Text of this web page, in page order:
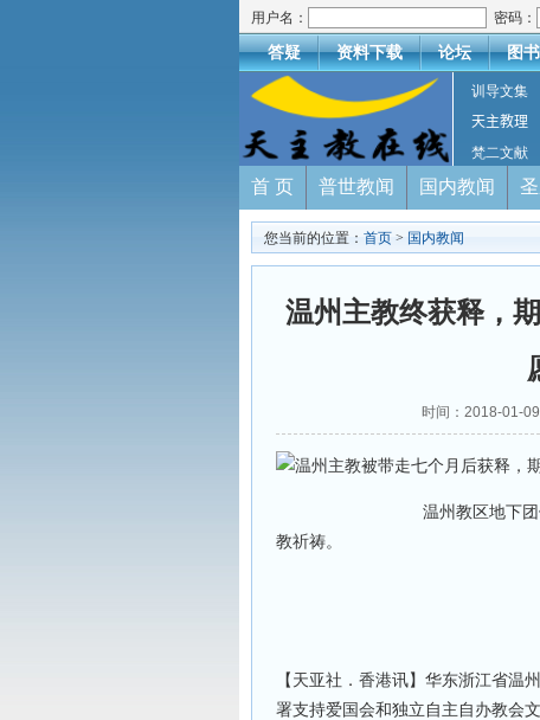
用户名： 密码：
答疑 资料下载 论坛 图书
训导文集
天主教理
梵二文献
首 页 普世教闻 国内教闻
您当前的位置： 首页 > 国内教闻
温州主教终获释，
时间：2018-01-
温州教区地下团体发起每
教祈祷。
【天亚社．香港讯】华东浙江省温
署支持爱国会和独立自主自办教会